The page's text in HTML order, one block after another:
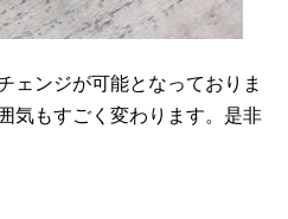
ェンジが可能となっておりま
気もすごく変わります。是非